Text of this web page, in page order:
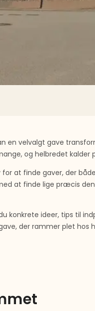
velvalgt gave
og helbredet kalder
at finde gaver, der både
at finde lige præcis
konkrete ideer, tips til
der rammer plet hos